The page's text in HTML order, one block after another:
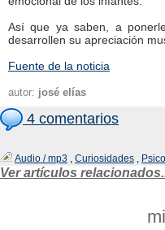
Así que ya saben, a
desarrollen su apreciación
Fuente de la noticia
autor: josé elías
4 comentarios
Audio / mp3 , Curiosidades ,
Ver artículos